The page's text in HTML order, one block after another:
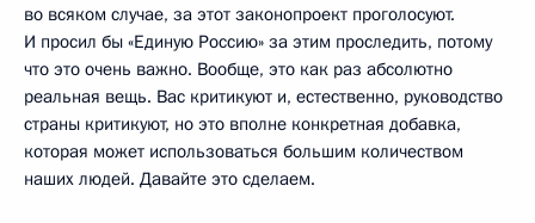
во всяком случае, за этот законопроект проголосуют.
И просил бы «Единую Россию» за этим проследить, потому
что это очень важно. Вообще, это как раз абсолютно
реальная вещь. Вас критикуют и, естественно, руководство
страны критикуют, но это вполне конкретная добавка,
которая может использоваться большим количеством
наших людей. Давайте это сделаем.